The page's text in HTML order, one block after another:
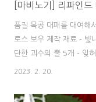
[마비노기] 리파인
품질 목공 대패를 대여해
로스 보우 제작 재료 - 빛
단한 괴수의 뿔 5개 - 잊
파편 2개 나머지 재료들
터 타이틀까지 확인하고
2023. 2. 20.